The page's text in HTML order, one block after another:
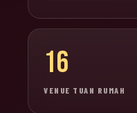
16
VENUE TUAN RUMAH